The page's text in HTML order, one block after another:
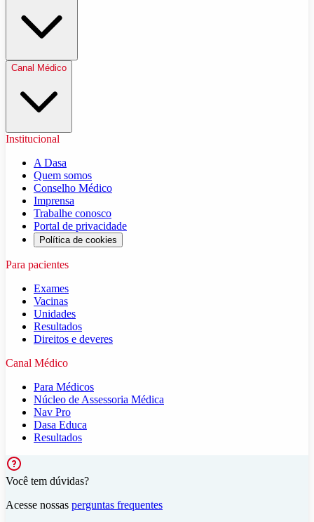
Canal Médico
Institucional
A Dasa
Quem somos
Conselho Médico
Imprensa
Trabalhe conosco
Portal de privacidade
Política de cookies
Para pacientes
Exames
Vacinas
Unidades
Resultados
Direitos e deveres
Canal Médico
Para Médicos
Núcleo de Assessoria Médica
Nav Pro
Dasa Educa
Resultados
Você tem dúvidas?
Acesse nossas perguntas frequentes